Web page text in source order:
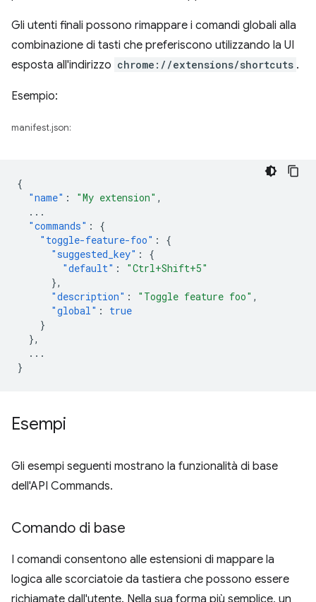
Gli utenti finali possono rimappare i comandi globali alla
combinazione di tasti che preferiscono utilizzando la UI
esposta all'indirizzo chrome://extensions/shortcuts .
Esempio:
manifest.json:
{
"name" : "My extension" ,
...
"commands" :
{
"toggle-feature-foo" :
{
"suggested_key" :
{
"default" :
"Ctrl+Shift+5"
},
"description" : "Toggle feature foo" ,
"global" :
true
}
},
...
}
Esempi
Gli esempi seguenti mostrano la funzionalità di base
dell'API Commands.
Comando di base
I comandi consentono alle estensioni di mappare la
logica alle scorciatoie da tastiera che possono essere
richiamate dall'utente. Nella sua forma più semplice, un